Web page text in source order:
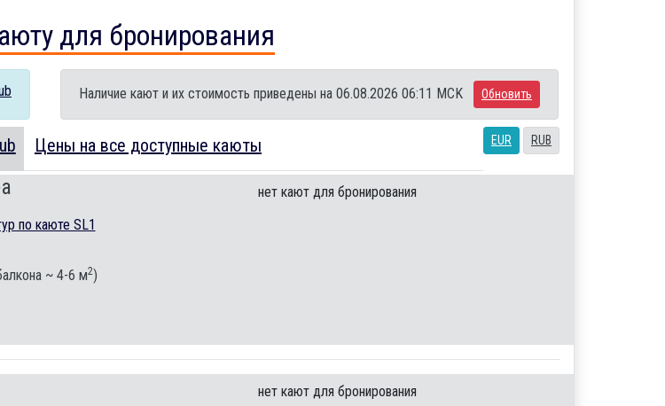
для бронирования
Наличие кают и их стоимость приведены на 06.08.2026 06:11 MCK Обновить
EUR RUB
Цены на все доступные каюты
по каюте SL1
~ 4-6 м2)
нет кают для бронирования
нет кают для бронирования